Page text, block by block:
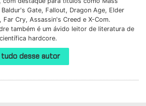
Gate, Fallout, Dragon Age, Elder
Far Cry, Assassin's Creed e X-Com.
também é um ávido leitor de literatura de
hardcore.
tudo desse autor